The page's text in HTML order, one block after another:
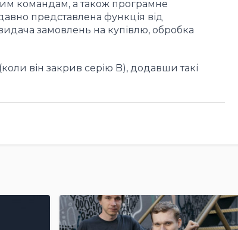
командам, а також програмне
представлена функція від
замовлень на купівлю, обробка
він закрив серію B), додавши такі